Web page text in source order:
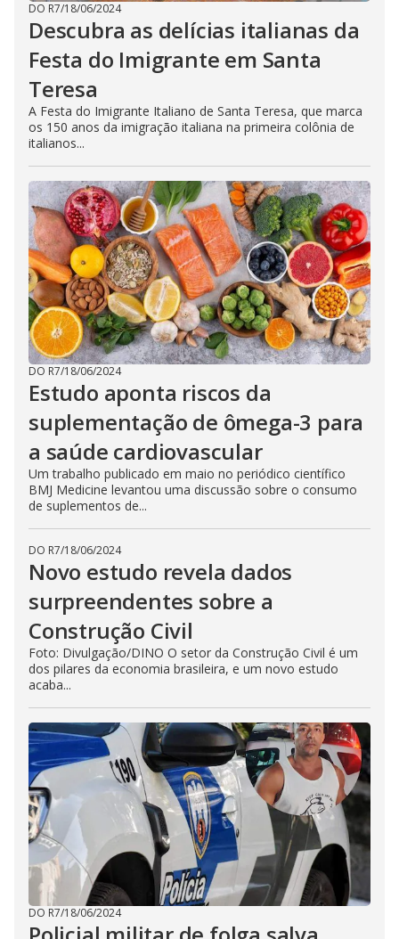
DO R7/18/06/2024
Descubra as delícias italianas da
Festa do Imigrante em Santa
Teresa
A Festa do Imigrante Italiano de Santa Teresa, que marca
os 150 anos da imigração italiana na primeira colônia de
italianos...
DO R7/18/06/2024
Estudo aponta riscos da
suplementação de ômega-3 para
a saúde cardiovascular
Um trabalho publicado em maio no periódico científico
BMJ Medicine levantou uma discussão sobre o consumo
de suplementos de...
DO R7/18/06/2024
Novo estudo revela dados
surpreendentes sobre a
Construção Civil
Foto: Divulgação/DINO O setor da Construção Civil é um
dos pilares da economia brasileira, e um novo estudo
acaba...
DO R7/18/06/2024